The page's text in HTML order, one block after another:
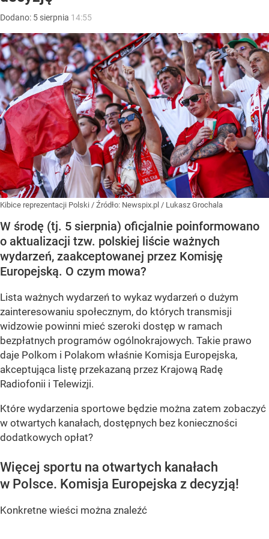
Dodano: 5 sierpnia 14:55
Kibice reprezentacji Polski / Źródło: Newspix.pl / Lukasz Grochala
W środę (tj. 5 sierpnia) oficjalnie poinformowano
o aktualizacji tzw. polskiej liście ważnych
wydarzeń, zaakceptowanej przez Komisję
Europejską. O czym mowa?
Lista ważnych wydarzeń to wykaz wydarzeń o dużym
zainteresowaniu społecznym, do których transmisji
widzowie powinni mieć szeroki dostęp w ramach
bezpłatnych programów ogólnokrajowych. Takie prawo
daje Polkom i Polakom właśnie Komisja Europejska,
akceptująca listę przekazaną przez Krajową Radę
Radiofonii i Telewizji.
Które wydarzenia sportowe będzie można zatem zobaczyć
w otwartych kanałach, dostępnych bez konieczności
dodatkowych opłat?
Więcej sportu na otwartych kanałach
w Polsce. Komisja Europejska z decyzją!
Konkretne wieści można znaleźć